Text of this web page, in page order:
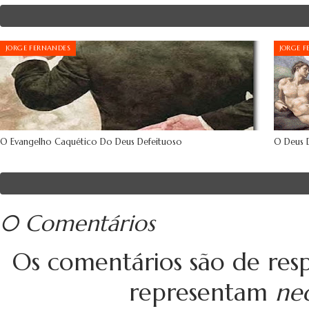
JORGE FERNANDES
O Evangelho Caquético Do Deus Defeituoso
JORGE
O Deus
0 Comentários
Os comentários são de
representam